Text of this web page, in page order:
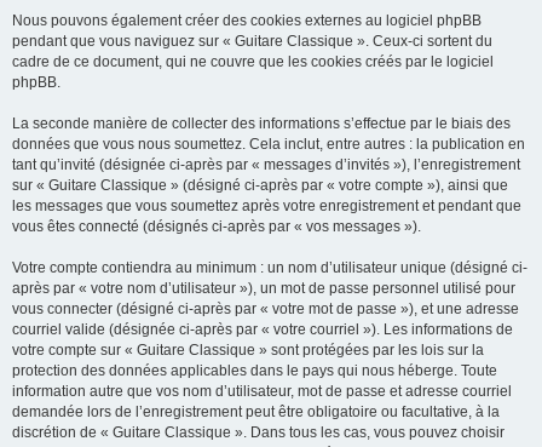
Nous pouvons également créer des cookies externes au logiciel phpBB
pendant que vous naviguez sur « Guitare Classique ». Ceux-ci sortent du
cadre de ce document, qui ne couvre que les cookies créés par le logiciel
phpBB.
La seconde manière de collecter des informations s’effectue par le biais des
données que vous nous soumettez. Cela inclut, entre autres : la publication en
tant qu’invité (désignée ci-après par « messages d’invités »), l’enregistrement
sur « Guitare Classique » (désigné ci-après par « votre compte »), ainsi que
les messages que vous soumettez après votre enregistrement et pendant que
vous êtes connecté (désignés ci-après par « vos messages »).
Votre compte contiendra au minimum : un nom d’utilisateur unique (désigné ci-
après par « votre nom d’utilisateur »), un mot de passe personnel utilisé pour
vous connecter (désigné ci-après par « votre mot de passe »), et une adresse
courriel valide (désignée ci-après par « votre courriel »). Les informations de
votre compte sur « Guitare Classique » sont protégées par les lois sur la
protection des données applicables dans le pays qui nous héberge. Toute
information autre que vos nom d’utilisateur, mot de passe et adresse courriel
demandée lors de l’enregistrement peut être obligatoire ou facultative, à la
discrétion de « Guitare Classique ». Dans tous les cas, vous pouvez choisir